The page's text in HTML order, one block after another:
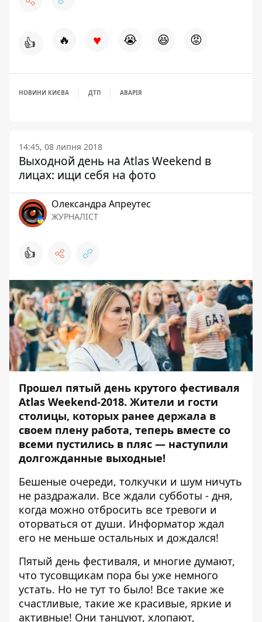
👍 🔥 ♥ 😭 😆 😡
НОВИНИ КИЄВА ДТП АВАРІЯ
14:45, 08 липня 2018
Выходной день на Atlas Weekend в
лицах: ищи себя на фото
Олександра Апреутес
ЖУРНАЛІСТ
👍
Прошел пятый день крутого фестиваля
Atlas Weekend-2018. Жители и гости
столицы, которых ранее держала в
своем плену работа, теперь вместе со
всеми пустились в пляс — наступили
долгожданные выходные!
Бешеные очереди, толкучки и шум ничуть
не раздражали. Все ждали субботы - дня,
когда можно отбросить все тревоги и
оторваться от души. Информатор ждал
его не меньше остальных и дождался!
Пятый день фестиваля, и многие думают,
что тусовщикам пора бы уже немного
устать. Но не тут то было! Все такие же
счастливые, такие же красивые, яркие и
активные! Они танцуют, хлопают,